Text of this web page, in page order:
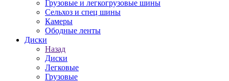
Грузовые и легкогрузовые шины
Сельхоз и спец шины
Камеры
Ободные ленты
Диски
Назад
Диски
Легковые
Грузовые